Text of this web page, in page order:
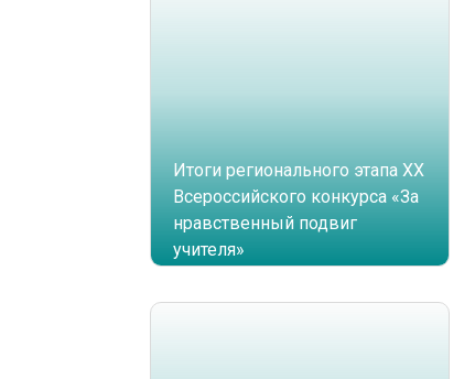
Итоги регионального этапа XX
Всероссийского конкурса «За
нравственный подвиг
учителя»